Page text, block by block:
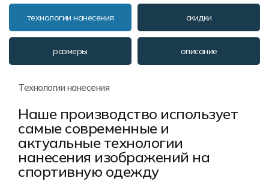
технологии нанесения скидки
размеры описание
Технологии нанесения
Наше производство использует
самые современные и
актуальные технологии
нанесения изображений на
спортивную одежду